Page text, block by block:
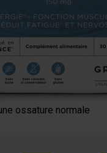
4.4/5 - 17
réduire la fatigue et le
fonctions musculaire
ossature normale